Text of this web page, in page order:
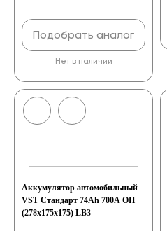
Подобрать аналог
Нет в наличии
Аккумулятор автомобильный
VST Стандарт 74Ah 700A ОП
(278x175x175) LB3